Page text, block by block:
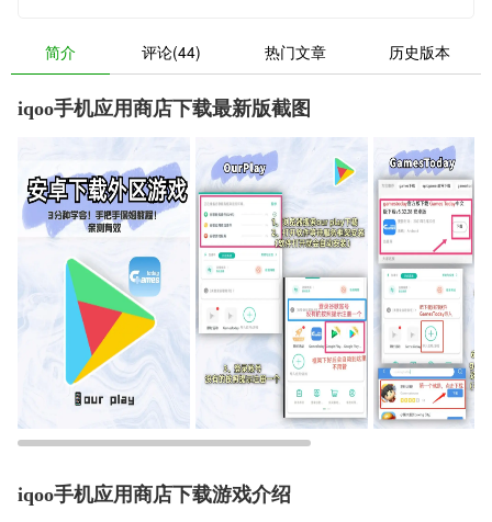
简介 评论(44) 热门文章 历史版本
iqoo手机应用商店下载最新版截图
iqoo手机应用商店下载游戏介绍